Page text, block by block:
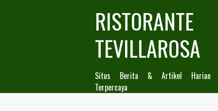
RISTORANTE
TEVILLAROSA
Situs Berita & Artikel Harian
Terpercaya